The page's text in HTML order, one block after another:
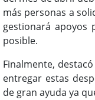
más personas a
gestionará apoyos
posible.
Finalmente,
entregar estas
de gran ayuda ya